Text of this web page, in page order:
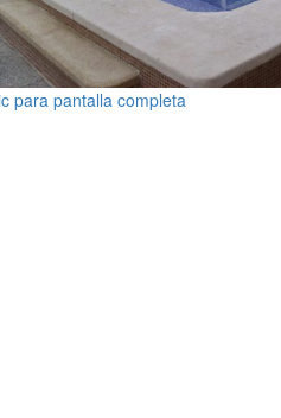
para pantalla completa